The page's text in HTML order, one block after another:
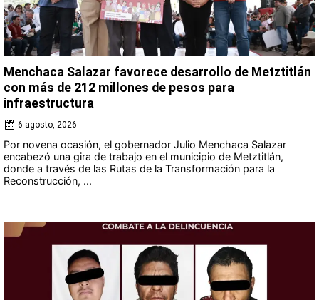
Menchaca Salazar favorece desarrollo de Metztitlán
con más de 212 millones de pesos para
infraestructura
6 agosto, 2026
Por novena ocasión, el gobernador Julio Menchaca Salazar
encabezó una gira de trabajo en el municipio de Metztitlán,
donde a través de las Rutas de la Transformación para la
Reconstrucción, ...